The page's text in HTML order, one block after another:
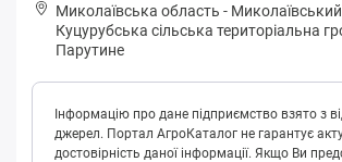
Миколаївська область -
Куцуpубськa сільська територіальна
Парутине
Інформацію про дане підприємство взято з
джерел. Портал АгроКаталог не гарантує
достовірність даної інформації. Якщо Ви